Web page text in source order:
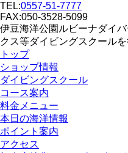
TEL:0557-51-7777
FAX:050-3528-5099
伊豆海洋公園ルビーナダイ
クス等ダイビングスクール
トップ
ショップ情報
ダイビングスクール
コース案内
料金メニュー
本日の海洋情報
ポイント案内
アクセス